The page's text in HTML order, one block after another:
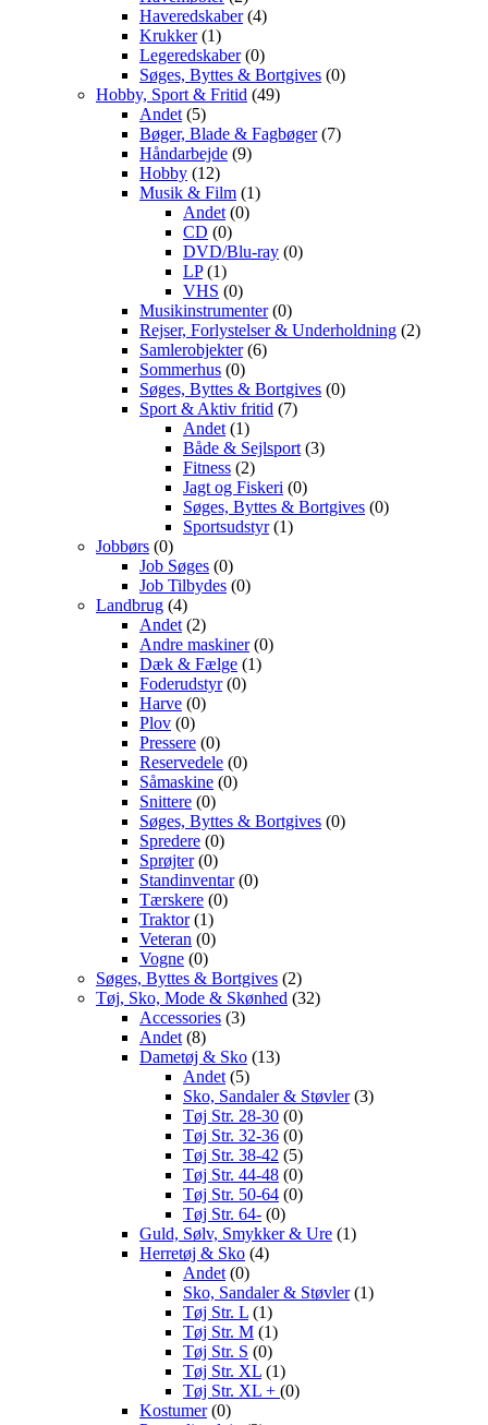
Haveredskaber(4)
Krukker(1)
Legeredskaber(0)
Søges, Byttes & Bortgives (0)
Hobby, Sport & Fritid (49)
Andet (5)
Bøger, Blade & Fagbøger(7)
Håndarbejde (9)
Hobby (12)
Musik & Film (1)
Andet (0)
CD (0)
DVD/Blu-ray (0)
LP(1)
VHS (0)
Musikinstrumenter(0)
Rejser, Forlystelser & Underholdning (2)
Samlerobjekter(6)
Sommerhus (0)
Søges, Byttes & Bortgives (0)
Sport & Aktiv fritid (7)
Andet (1)
Både & Sejlsport (3)
Fitness (2)
Jagt og Fiskeri (0)
Søges, Byttes & Bortgives (0)
Sportsudstyr(1)
Jobbørs (0)
Job Søges (0)
Job Tilbydes (0)
Landbrug (4)
Andet (2)
Andre maskiner(0)
Dæk & Fælge (1)
Foderudstyr(0)
Harve (0)
Plov (0)
Pressere (0)
Reservedele (0)
Såmaskine (0)
Snittere (0)
Søges, Byttes & Bortgives (0)
Spredere (0)
Sprøjter(0)
Standinventar(0)
Tærskere (0)
Traktor(1)
Veteran (0)
Vogne (0)
Søges, Byttes & Bortgives (2)
Tøj, Sko, Mode & Skønhed (32)
Accessories (3)
Andet (8)
Dametøj & Sko (13)
Andet (5)
Sko, Sandaler & Støvler(3)
Tøj Str. 28-30 (0)
Tøj Str. 32-36 (0)
Tøj Str. 38-42 (5)
Tøj Str. 44-48 (0)
Tøj Str. 50-64 (0)
Tøj Str. 64- (0)
Guld, Sølv, Smykker & Ure (1)
Herretøj & Sko (4)
Andet (0)
Sko, Sandaler & Støvler(1)
Tøj Str. L (1)
Tøj Str. M (1)
Tøj Str. S (0)
Tøj Str. XL (1)
Tøj Str. XL + (0)
Kostumer(0)